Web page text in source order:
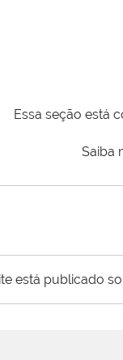
Essa seção está
Saiba
está publicado